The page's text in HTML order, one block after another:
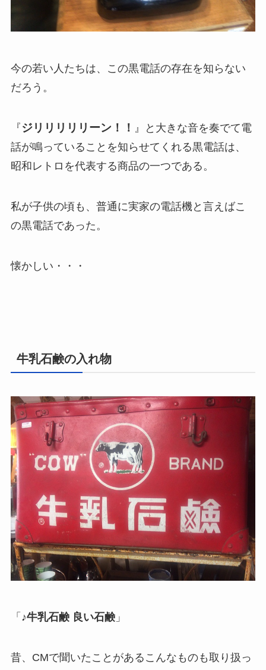
今の若い人たちは、この黒電話の存在を知らない
だろう。
『 ジリリリリリーン！！ 』と大きな音を奏でて電
話が鳴っていることを知らせてくれる黒電話は、
昭和レトロを代表する商品の一つである。
私が子供の頃も、普通に実家の電話機と言えばこ
の黒電話であった。
懐かしい・・・
牛乳石鹸の入れ物
「 ♪牛乳石鹸 良い石鹸」
昔、CMで聞いたことがあるこんなものも取り扱っ